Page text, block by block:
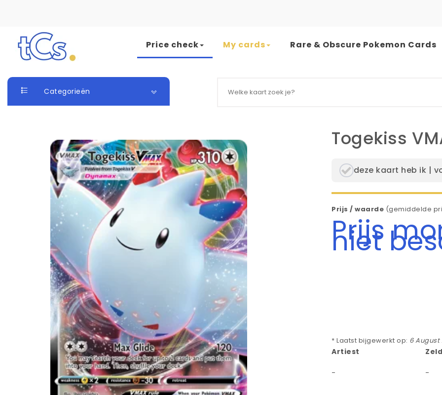
Skip to content
Price check My cards Rare & Obscure Pokemon Cards
Categorieën
Togekiss
deze kaart heb ik |
Prijs / waarde (gemiddelde
Prijs
niet
* Laatst bijgewerkt op: 6 August
Artiest
- -